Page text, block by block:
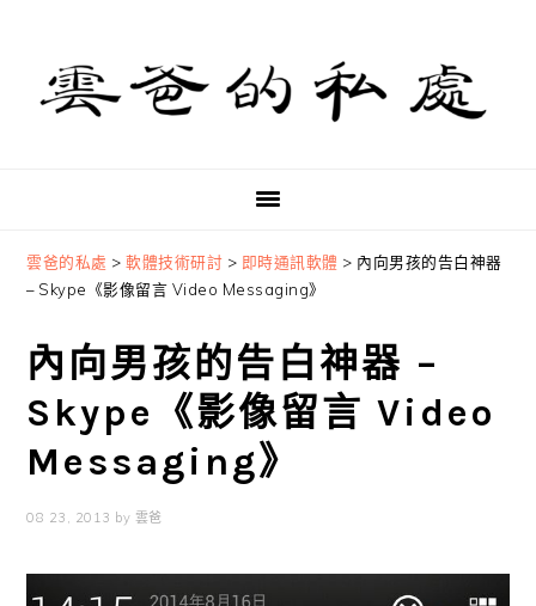
primary
navigation
content
primary
sidebar
雲爸的私處 >軟體技術研討 > 即時通訊軟體 > 內向男孩的告白神器
– Skype《影像留言 Video Messaging》
內向男孩的告白神器 –
Skype《影像留言 Video
Messaging》
08 23, 2013 by 雲爸